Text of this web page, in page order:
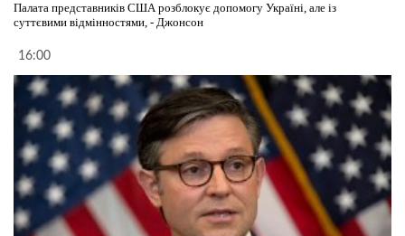
Палата представників США розблокує допомогу Україні, але із
суттєвими відмінностями, - Джонсон
16:00